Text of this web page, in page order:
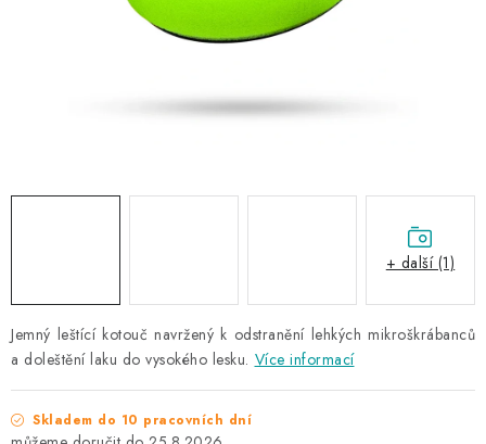
BYDLENÍ
Jemný leštící kotouč navržený k odstranění lehkých mikroškrábanců
a doleštění laku do vysokého lesku. Více informací
Skladem do 10 pracovních dní
+ další (1)